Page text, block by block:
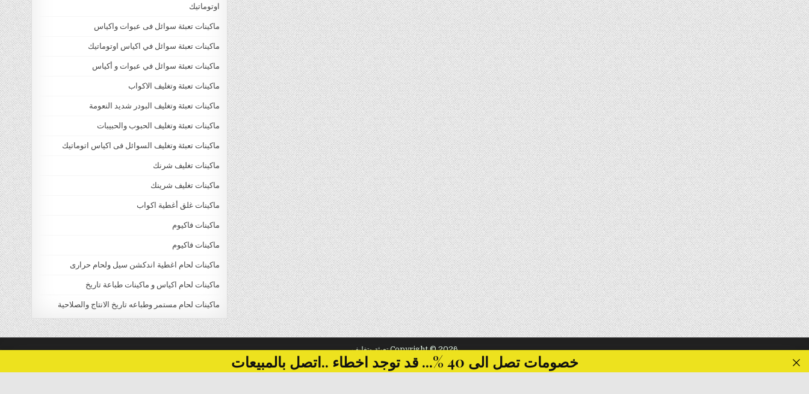
اوتوماتيك
ماكينات تعبئة سوائل فى عبوات واكياس
ماكينات تعبئة سوائل في اكياس اوتوماتيك
ماكينات تعبئة سوائل في عبوات و أكياس
ماكينات تعبئة وتغليف الاكواب
ماكينات تعبئة وتغليف البودر شديد النعومة
ماكينات تعبئة وتغليف الحبوب والحبيبات
ماكينات تعبئة وتغليف السوائل فى اكياس اتوماتيك
ماكينات تغليف شرنك
ماكينات تغليف شرينك
ماكينات غلق أغطية اكواب
ماكينات فاكيوم
ماكينات فاكيوم
ماكينات لحام اغطية اندكشن سيل ولحام حرارى
ماكينات لحام اكياس و ماكينات طباعة تاريخ
ماكينات لحام مستمر وطباعه تاريخ الانتاج والصلاحية
Copyright © 2026 تعبئة وتغليف
Design by ThemesDNA.com
خصومات تصل الى 40 %... قد توجد اخطاء ..اتصل بالمبيعات